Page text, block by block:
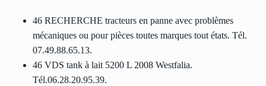
46 RECHERCHE tracteurs en panne avec problèmes
mécaniques ou pour pièces toutes marques tout états. Tél.
07.49.88.65.13.
46 VDS tank à lait 5200 L 2008 Westfalia.
Tél.06.28.20.95.39.